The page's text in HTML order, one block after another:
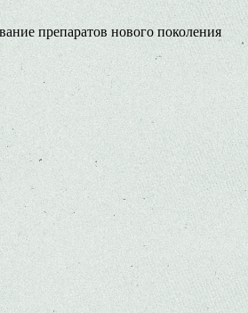
препаратов нового поколения